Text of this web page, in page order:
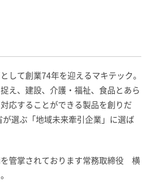
して創業74年を迎えるマキテック。
え、建設、介護・福祉、食品とあら
応することができる製品を創りだ
が選ぶ「地域未来牽引企業」に選ば
管掌されております常務取締役 横